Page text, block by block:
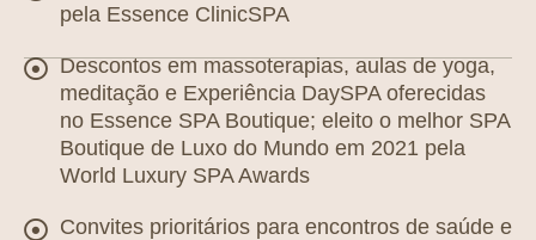
pela Essence ClinicSPA
Descontos em massoterapias, aulas de yoga,
meditação e Experiência DaySPA oferecidas
no Essence SPA Boutique; eleito o melhor SPA
Boutique de Luxo do Mundo em 2021 pela
World Luxury SPA Awards
Convites prioritários para encontros de saúde e